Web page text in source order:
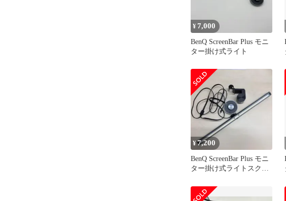
¥ 7,000
BenQ ScreenBar Plus モニ
ター掛け式ライト
¥7,200
BenQ ScreenBar Plus モニ
ター掛け式ライトスクリ